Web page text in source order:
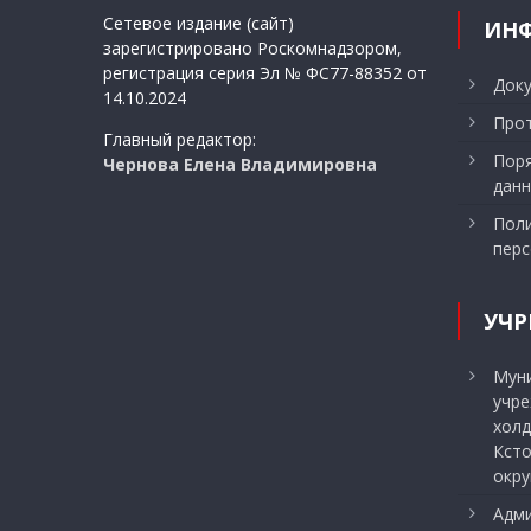
Сетевое издание (сайт)
зарегистрировано Роскомнадзором,
регистрация серия Эл № ФС77-88352 от
14.10.2024
Главный редактор:
Чернова Елена Владимировна